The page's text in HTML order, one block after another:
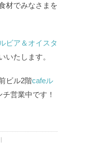
材でみなさまを
ビア＆オイスタ
いたします。
ビル2階cafeル
営業中です！
｜